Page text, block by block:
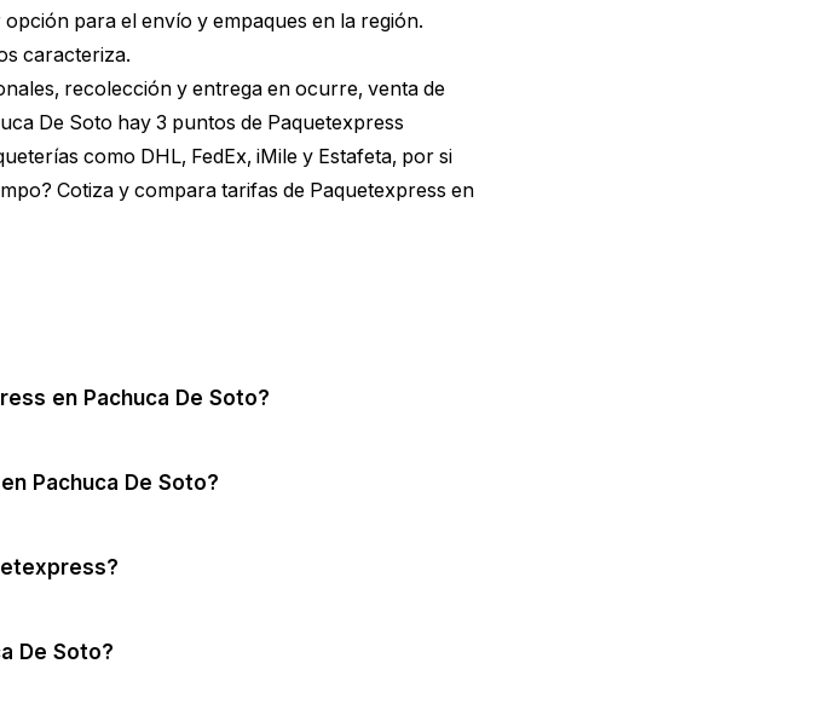
para el envío y empaques en la región.
caracteriza.
recolección y entrega en ocurre, venta de
De Soto hay 3 puntos de Paquetexpress
como DHL, FedEx, iMile y Estafeta, por si
Cotiza y compara tarifas de Paquetexpress en
en Pachuca De Soto?
Pachuca De Soto?
De Soto?